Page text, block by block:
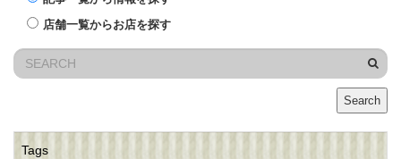
店舗一覧からお店を探す
Search
Tags